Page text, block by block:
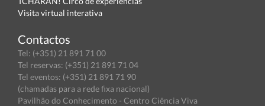
Visita virtual interativa
Contactos
Tel: (+351) 21 891 71 00
Tel reservas: (+351) 21 891 71 04
Tel eventos: (+351) 21 891 71 90
(chamadas para a rede fixa nacional)
Pavilhão do Conhecimento - Centro Ciência Viva